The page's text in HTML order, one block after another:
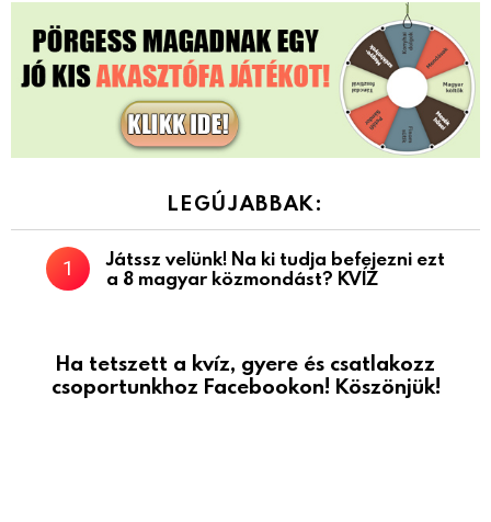
LEGÚJABBAK:
Játssz velünk! Na ki tudja befejezni ezt
a 8 magyar közmondást? KVÍZ
Ha tetszett a kvíz, gyere és csatlakozz
csoportunkhoz Facebookon! Köszönjük!